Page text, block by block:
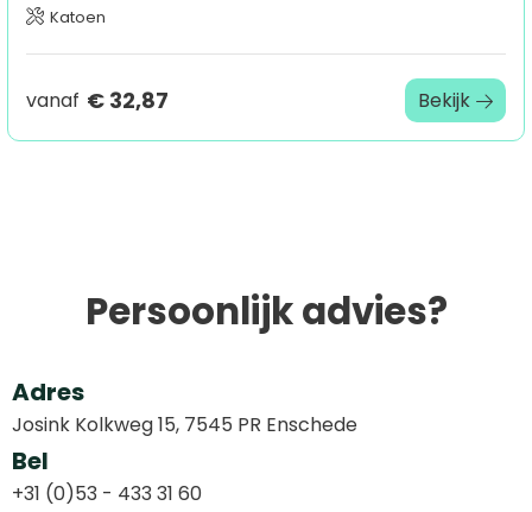
Katoen
vanaf € 32,87 Bekijk
Persoonlijk advies?
Adres
Josink Kolkweg 15, 7545 PR Enschede
Bel
+31 (0)53 - 433 31 60